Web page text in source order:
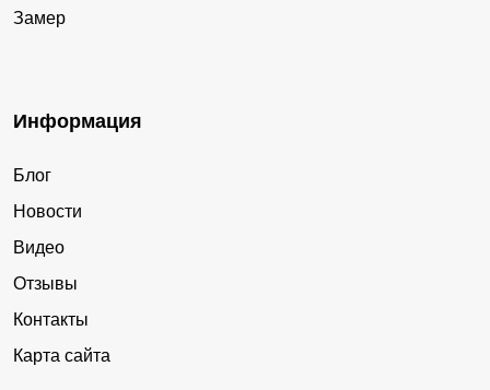
Замер
Информация
Блог
Новости
Видео
Отзывы
Контакты
Карта сайта